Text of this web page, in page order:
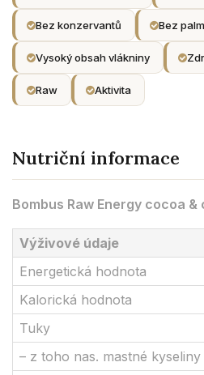
Bez konzervantů Bez
Vysoký obsah vlákniny
Raw Aktivita
Nutriční informace
Bombus Raw Energy cocoa
Výživové údaje
Energetická hodnota
Kalorická hodnota
Tuky
– z toho nas. mastné kyseliny